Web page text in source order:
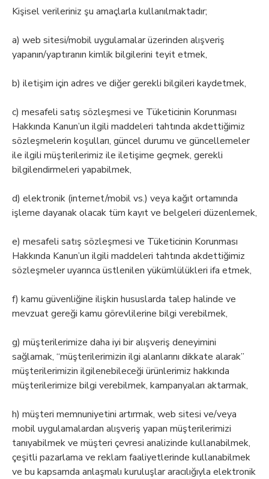
Kişisel verileriniz şu amaçlarla kullanılmaktadır;
a) web sitesi/mobil uygulamalar üzerinden alışveriş
yapanın/yaptıranın kimlik bilgilerini teyit etmek,
b) iletişim için adres ve diğer gerekli bilgileri kaydetmek,
c) mesafeli satış sözleşmesi ve Tüketicinin Korunması
Hakkında Kanun’un ilgili maddeleri tahtında akdettiğimiz
sözleşmelerin koşulları, güncel durumu ve güncellemeler
ile ilgili müşterilerimiz ile iletişime geçmek, gerekli
bilgilendirmeleri yapabilmek,
d) elektronik (internet/mobil vs.) veya kağıt ortamında
işleme dayanak olacak tüm kayıt ve belgeleri düzenlemek,
e) mesafeli satış sözleşmesi ve Tüketicinin Korunması
Hakkında Kanun’un ilgili maddeleri tahtında akdettiğimiz
sözleşmeler uyarınca üstlenilen yükümlülükleri ifa etmek,
f) kamu güvenliğine ilişkin hususlarda talep halinde ve
mevzuat gereği kamu görevlilerine bilgi verebilmek,
g) müşterilerimize daha iyi bir alışveriş deneyimini
sağlamak, “müşterilerimizin ilgi alanlarını dikkate alarak”
müşterilerimizin ilgilenebileceği ürünlerimiz hakkında
müşterilerimize bilgi verebilmek, kampanyaları aktarmak,
h) müşteri memnuniyetini artırmak, web sitesi ve/veya
mobil uygulamalardan alışveriş yapan müşterilerimizi
tanıyabilmek ve müşteri çevresi analizinde kullanabilmek,
çeşitli pazarlama ve reklam faaliyetlerinde kullanabilmek
ve bu kapsamda anlaşmalı kuruluşlar aracılığıyla elektronik